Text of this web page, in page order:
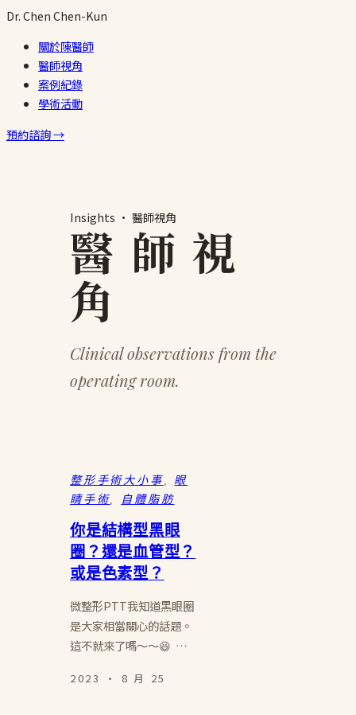
跳
Dr.ChenChen-Kun
關於陳醫師
醫師視角
案例紀錄
學術活動
預約諮詢 →
Insights · 醫師視角
醫 師 視
角
Clinical observations from the
operating room.
整形手術大小事
眼
睛手術
自體脂肪
你是結構型黑眼
圈？還是血管型？
或是色素型？
微整形PTT我知道黑眼圈
是大家相當關心的話題。
這不就來了嗎～～😆 …
2023 · 8 月 25